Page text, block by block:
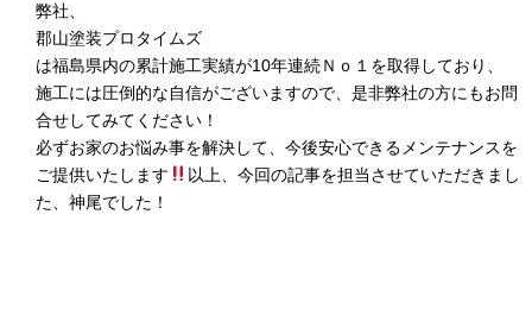
弊社、
郡山塗装プロタイムズ
は福島県内の累計施工実績が10年連続Ｎｏ１を取得しており、
施工には圧倒的な自信がございますので、是非弊社の方にもお問
合せしてみてください！
必ずお家のお悩み事を解決して、今後安心できるメンテナンスを
ご提供いたします
以上、今回の記事を担当させていただきまし
た、神尾でした！